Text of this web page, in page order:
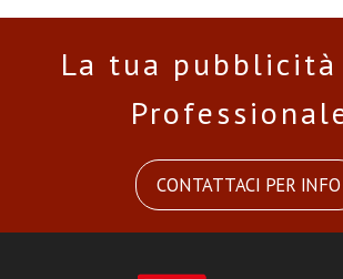
La tua pubblicità
CONTATTACI PER INFO